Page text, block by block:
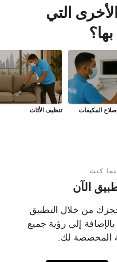
التي
المكيفات تنظيف الأثاث
كنت
الآن
من خلال التطبيق
إلى رؤية جميع
المخصصة لك.